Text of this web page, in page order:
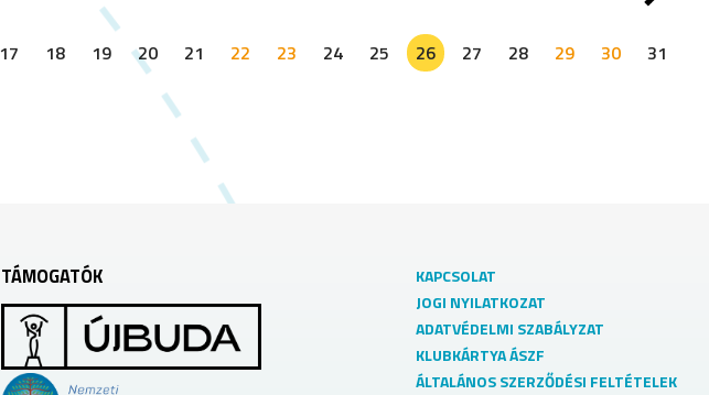
17 18 19 20 21 22 23 24 25 26 27 28 29 30 31
TÁMOGATÓK
KAPCSOLAT
JOGI NYILATKOZAT
ADATVÉDELMI SZABÁLYZAT
KLUBKÁRTYA ÁSZF
ÁLTALÁNOS SZERZŐDÉSI FELTÉTELEK